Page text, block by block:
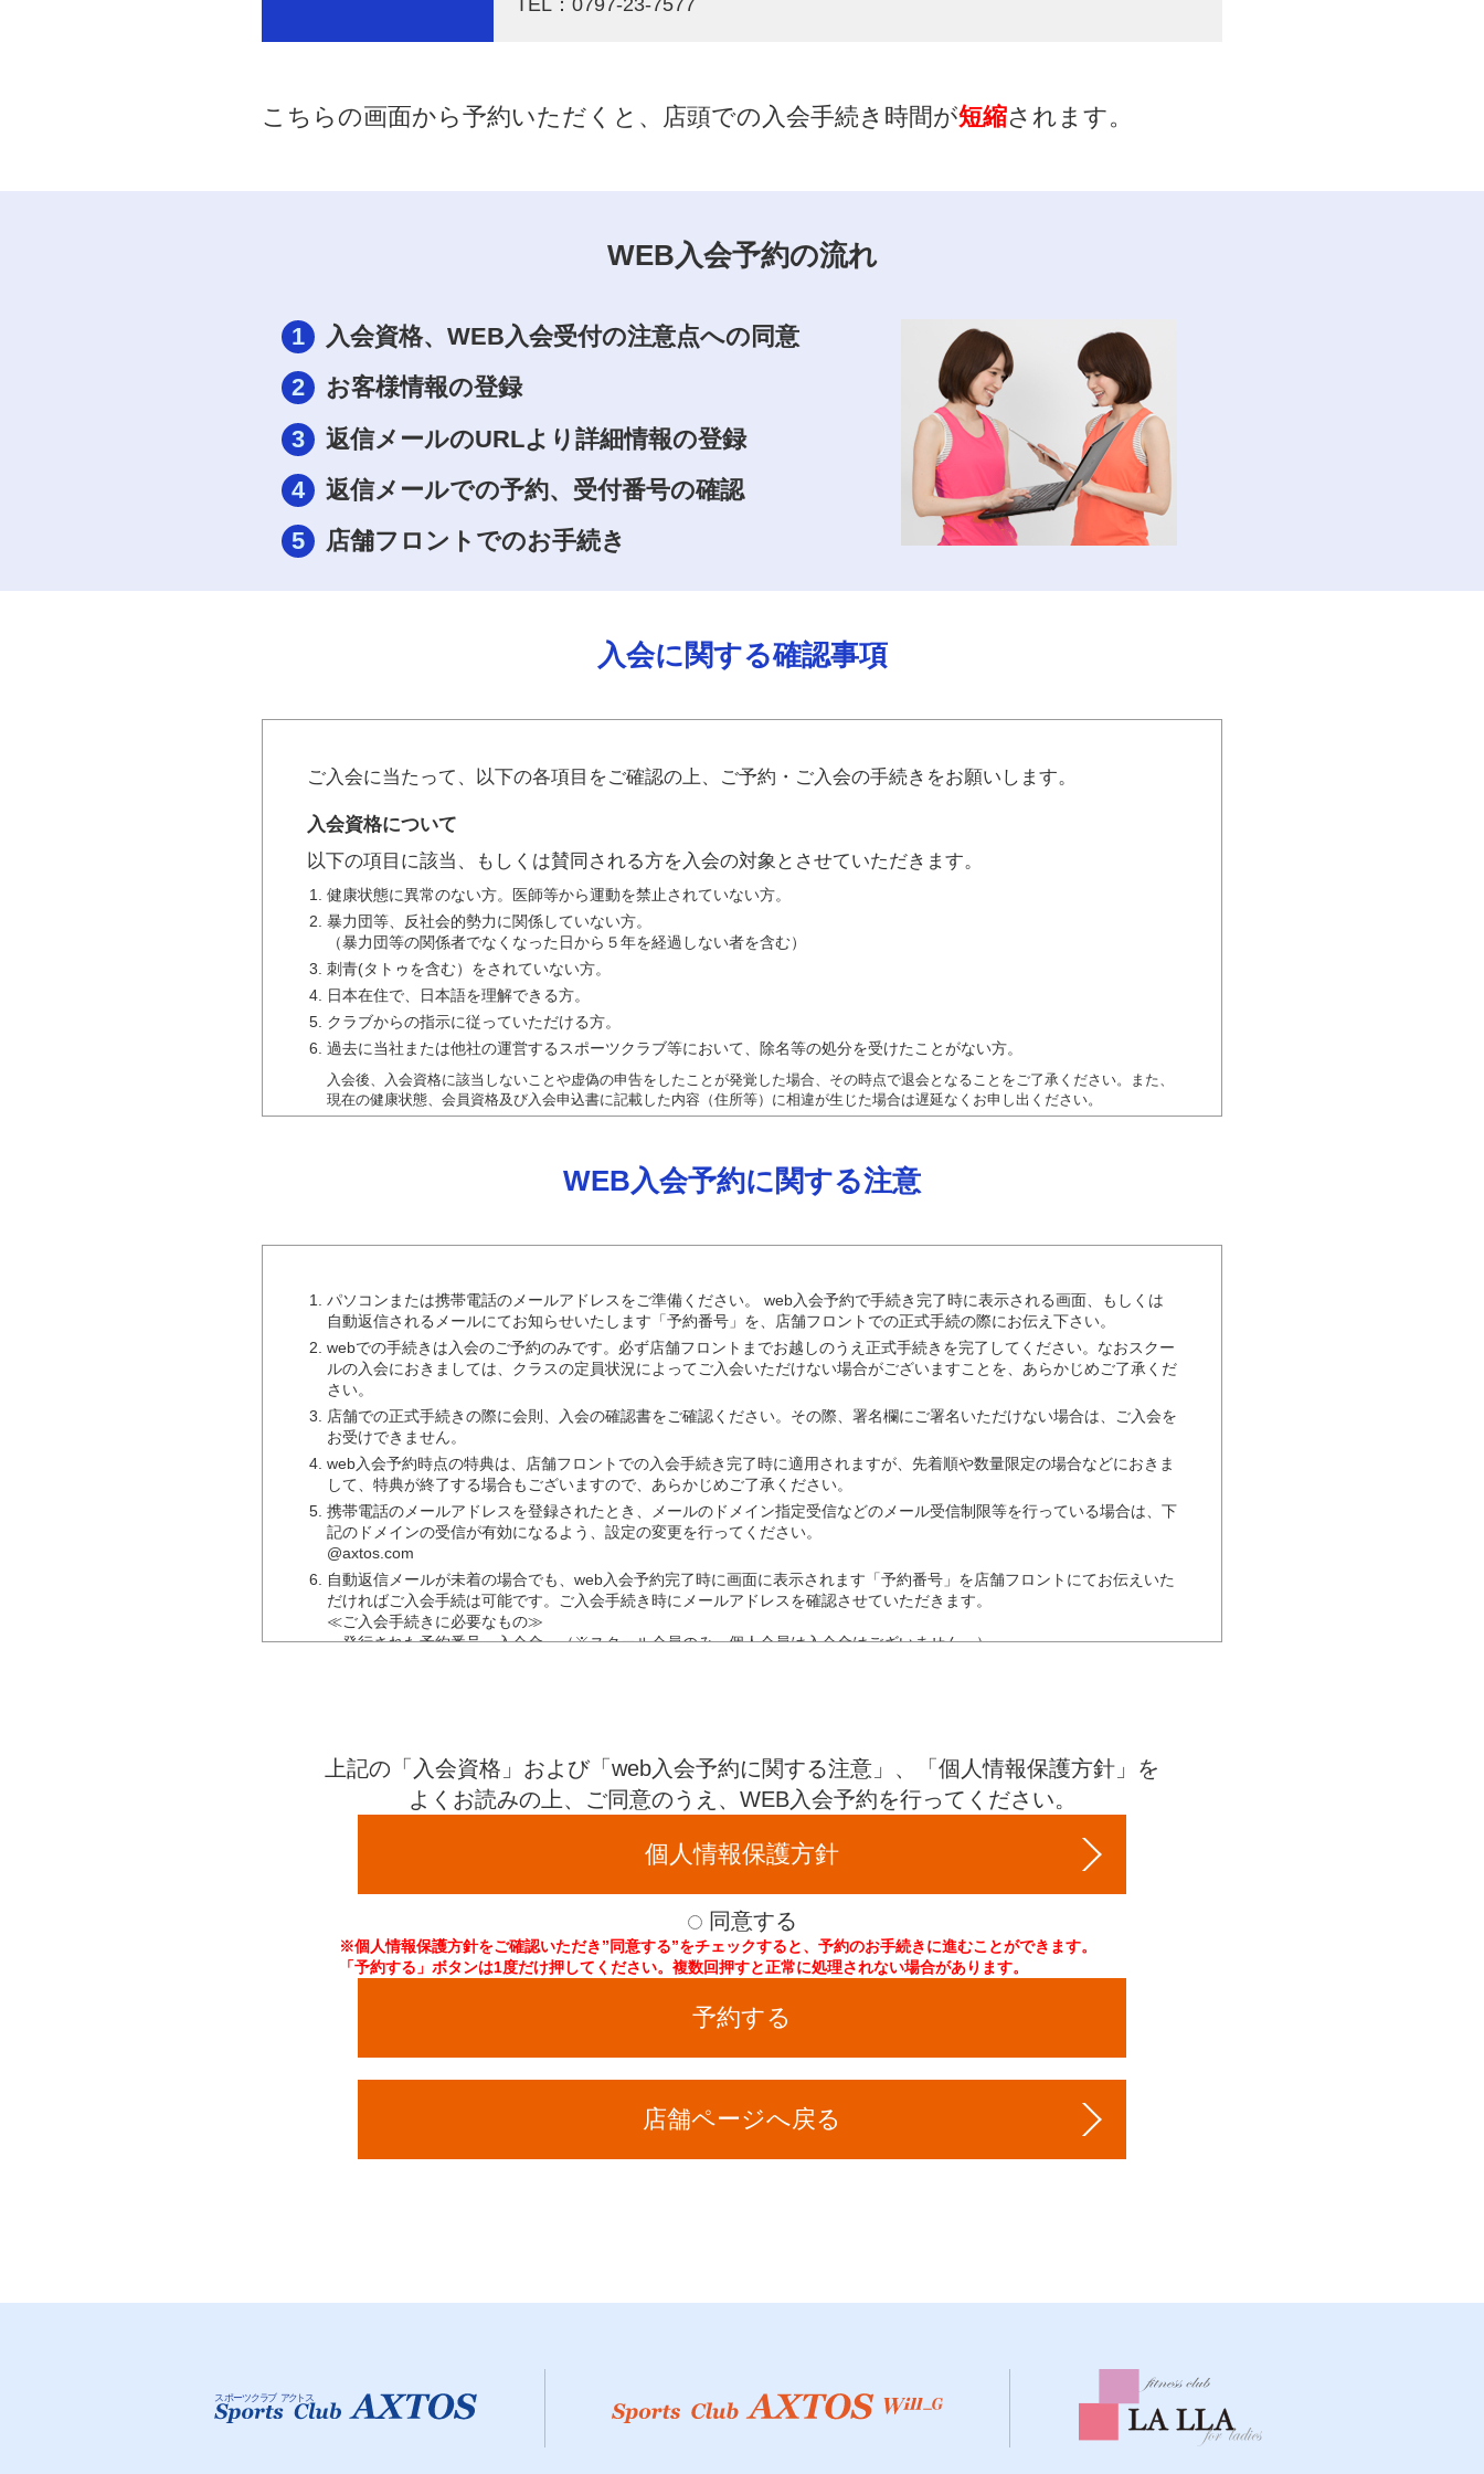
TEL：0797-23-7577
こちらの画面から予約いただくと、店頭での入会手続き時間が短縮されます。
WEB入会予約の流れ
1
入会資格、WEB入会受付の注意点への同意
2
お客様情報の登録
3
返信メールのURLより詳細情報の登録
4
返信メールでの予約、受付番号の確認
5
店舗フロントでのお手続き
入会に関する確認事項
ご入会に当たって、以下の各項目をご確認の上、ご予約・ご入会の手続きをお願いします。
入会資格について
以下の項目に該当、もしくは賛同される方を入会の対象とさせていただきます。
健康状態に異常のない方。医師等から運動を禁止されていない方。
暴力団等、反社会的勢力に関係していない方。
（暴力団等の関係者でなくなった日から５年を経過しない者を含む）
刺青(タトゥを含む）をされていない方。
日本在住で、日本語を理解できる方。
クラブからの指示に従っていただける方。
過去に当社または他社の運営するスポーツクラブ等において、除名等の処分を受けたことがない方。
入会後、入会資格に該当しないことや虚偽の申告をしたことが発覚した場合、その時点で退会となることをご了承ください。また、
現在の健康状態、会員資格及び入会申込書に記載した内容（住所等）に相違が生じた場合は遅延なくお申し出ください。
下記項目に該当すると当社が判断した場合には、クラブへの入場をお断りすることがございます。ま
体調不良、伝染病など他人に伝染または感染する恐れのある疾病を有する方。
会員の言動に対して、当クラブの安全配慮および秩序の維持から、当社が不適当と判断した方。
自身の行動に制御が効かない状況にあり、他の利用者に影響が及ぶ恐れがあると考えられる方。
その他クラブの施設を利用することが困難であると当社が判断した方。
退会・休会等の諸手続き、会費等の入金について
クラブの退会・休会等の各種手続きに関しては、変更希望月前月の1日〜10日が手続き期間となります。
各種手続きには、署名が必要です。
※電話・Fax.・Ｅメール及びホームページからのお問合せではお受けできません。
ご契約はご利用の有無にかかわらず、退会の手続きが完了するまで継続されます。
当社が止むを得ないと判断した場合以外は諸会費、諸費用は返却いたしません。
損害責任について
自己の責任と危険負担において、また自己の健康管理に基づいてクラブ施設を利用していただきます。
に帰すべき理由により、当社又は第三者に損害を与えた場合は、当社は速やかにその賠償の責に任ずるものとします。
WEB入会予約に関する注意
パソコンまたは携帯電話のメールアドレスをご準備ください。 web入会予約で手続き完了時に表示される画面、もしくは
自動返信されるメールにてお知らせいたします「予約番号」を、店舗フロントでの正式手続の際にお伝え下さい。
webでの手続きは入会のご予約のみです。必ず店舗フロントまでお越しのうえ正式手続きを完了してください。なおスクー
ルの入会におきましては、クラスの定員状況によってご入会いただけない場合がございますことを、あらかじめご了承くだ
さい。
店舗での正式手続きの際に会則、入会の確認書をご確認ください。その際、署名欄にご署名いただけない場合は、ご入会を
お受けできません。
web入会予約時点の特典は、店舗フロントでの入会手続き完了時に適用されますが、先着順や数量限定の場合などにおきま
して、特典が終了する場合もございますので、あらかじめご了承ください。
携帯電話のメールアドレスを登録されたとき、メールのドメイン指定受信などのメール受信制限等を行っている場合は、下
記のドメインの受信が有効になるよう、設定の変更を行ってください。
@axtos.com
自動返信メールが未着の場合でも、web入会予約完了時に画面に表示されます「予約番号」を店舗フロントにてお伝えいた
だければご入会手続は可能です。ご入会手続き時にメールアドレスを確認させていただきます。
≪ご入会手続きに必要なもの≫
・発行された予約番号・入会金 （※スクール会員のみ。個人会員は入会金はございません。）
・免許証など本人様が確認できるもの
入力途中で画面を長時間放置しますと、システムが中断される場合がございます。このとき入力途中のデータは全て消去さ
入力されました個人情報は、会員登録及びその管理に使用させていただきます。また、各種案内やその他必要な連絡をさせ
弊社では、月会費の引き落としを三井住友カード株式会社もしくは
上記の「入会資格」および「web入会予約に関する注意」、「個人情報保護方針」を
よくお読みの上、ご同意のうえ、WEB入会予約を行ってください。
個人情報保護方針
同意する
※個人情報保護方針をご確認いただき”同意する”をチェックすると、予約のお手続きに進むことができます。
「予約する」ボタンは1度だけ押してください。複数回押すと正常に処理されない場合があります。
予約する
店舗ページへ戻る